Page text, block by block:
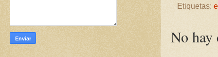
Etiquetas:
No hay